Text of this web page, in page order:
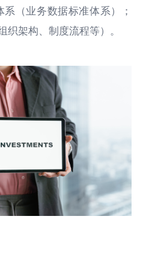
（业务数据标准体系）；
架构、制度流程等）。